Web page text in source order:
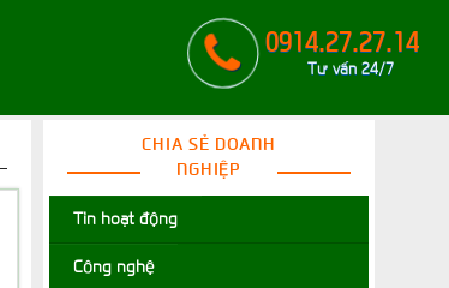
0914.27.27.14
Tư vấn 24/7
CHIA SẺ DOANH
NGHIỆP
Tin hoạt động
Công nghệ